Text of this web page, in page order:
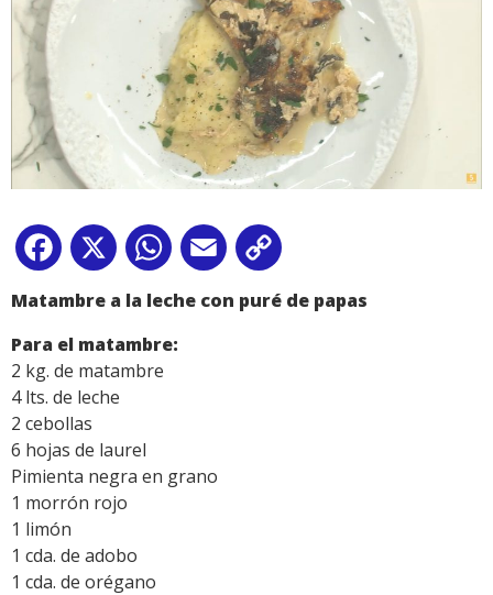
Facebook
X WhatsApp
Email
Link
Matambre a la leche con puré de papas
Para el matambre:
2 kg. de matambre
4 lts. de leche
2 cebollas
6 hojas de laurel
Pimienta negra en grano
1 morrón rojo
1 limón
1 cda. de adobo
1 cda. de orégano